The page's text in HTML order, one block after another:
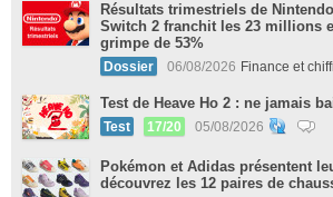
Résultats trimestriels de
Switch 2 franchit les 23 millions
grimpe de 53%
Dossier 06/08/2026 Finance et
Test de Heave Ho 2 : ne jamais
Test 17/20 05/08/2026
Pokémon et Adidas présentent
découvrez les 12 paires de